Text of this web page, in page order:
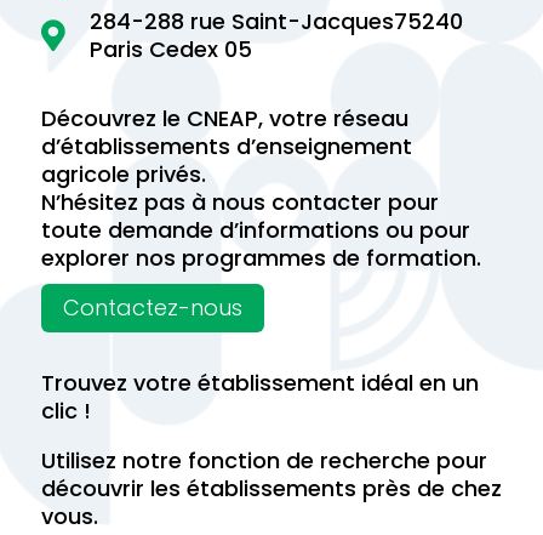

284-288 rue Saint-Jacques75240
Paris Cedex 05
Découvrez le CNEAP, votre réseau
d’établissements d’enseignement
agricole privés.
N’hésitez pas à nous contacter pour
toute demande d’informations ou pour
explorer nos programmes de formation.
Contactez-nous
Trouvez votre établissement idéal en un
clic !
Utilisez notre fonction de recherche pour
découvrir les établissements près de chez
vous.